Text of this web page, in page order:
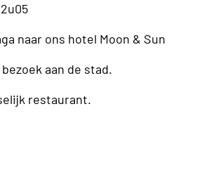
naar ons hotel Moon & Sun
aan de stad.
restaurant.